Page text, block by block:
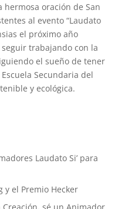
hermosa oración de San
al evento “Laudato
el próximo año
trabajando con la
el sueño de tener
Secundaria del
y ecológica.
Laudato Si’ para
y el Premio Hecker